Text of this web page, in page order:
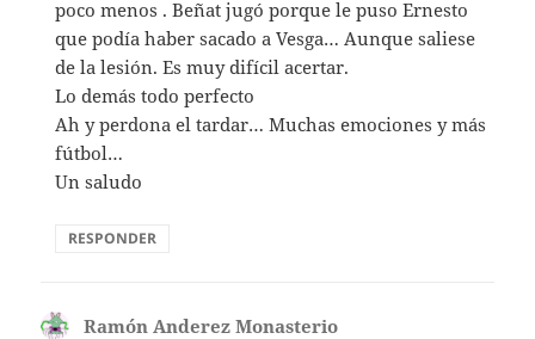
poco menos . Beñat jugó porque le puso Ernesto
que podía haber sacado a Vesga… Aunque saliese
de la lesión. Es muy difícil acertar.
Lo demás todo perfecto
Ah y perdona el tardar… Muchas emociones y más
fútbol…
Un saludo
RESPONDER
Ramón Anderez Monasterio